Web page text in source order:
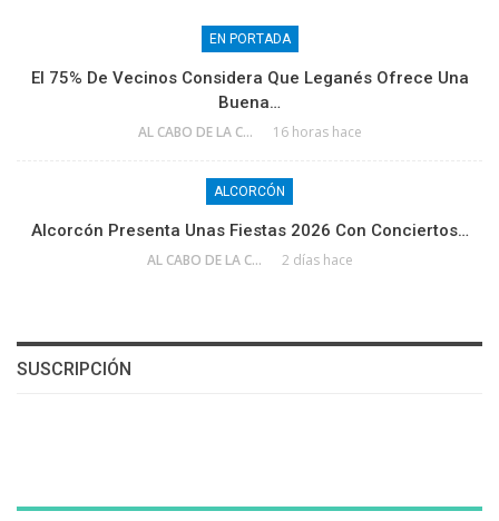
EN PORTADA
El 75% De Vecinos Considera Que Leganés Ofrece Una
Buena…
AL CABO DE LA CALLE 16 horas hace
ALCORCÓN
Alcorcón Presenta Unas Fiestas 2026 Con Conciertos…
AL CABO DE LA CALLE 2 días hace
SUSCRIPCIÓN